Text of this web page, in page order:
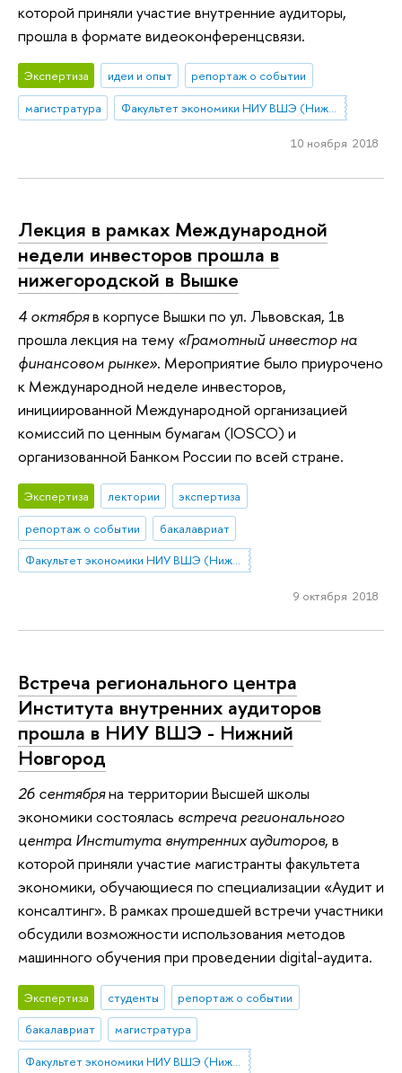
которой приняли участие внутренние аудиторы,
прошла в формате видеоконференцсвязи.
Экспертиза идеи и опыт
репортаж о событии
магистратура
Факультет экономики НИУ ВШЭ (Нижний Новгород)
10 ноября 2018
Лекция в рамках Международной
недели инвесторов прошла в
нижегородской в Вышке
4 октябряв корпусе Вышки по ул. Львовская, 1в
прошла лекция на тему «Грамотный инвестор на
финансовом рынке». Мероприятие было приурочено
к Международной неделе инвесторов,
инициированной Международной организацией
комиссий по ценным бумагам (IOSCO) и
организованной Банком России по всей стране.
Экспертиза лектории
экспертиза
репортаж о событии
бакалавриат
Факультет экономики НИУ ВШЭ (Нижний Новгород)
9 октября 2018
Встреча регионального центра
Института внутренних аудиторов
прошла в НИУ ВШЭ - Нижний
Новгород
26 сентябряна территории Высшей школы
экономики состоялась встреча регионального
центра Института внутренних аудиторов, в
которой приняли участие магистранты факультета
экономики, обучающиеся по специализации «Аудит и
консалтинг». В рамках прошедшей встречи участники
обсудили возможности использования методов
машинного обучения при проведении digital-аудита.
Экспертиза студенты
репортаж о событии
бакалавриат
магистратура
Факультет экономики НИУ ВШЭ (Нижний Новгород)